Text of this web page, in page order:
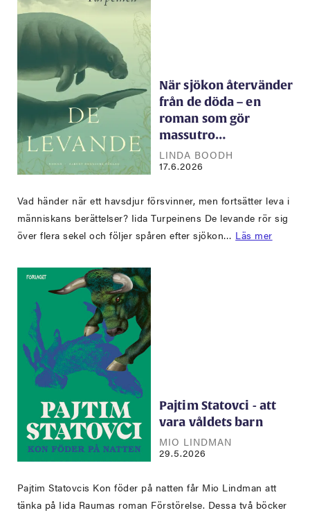
När sjökon återvänder
från de döda – en
roman som gör
massutro…
LINDA BOODH
17.6.2026
Vad händer när ett havsdjur försvinner, men fortsätter leva i
människans berättelser? Iida Turpeinens De levande rör sig
över flera sekel och följer spåren efter sjökon… Läs mer
Pajtim Statovci - att
vara våldets barn
MIO LINDMAN
29.5.2026
Pajtim Statovcis Kon föder på natten får Mio Lindman att
tänka på Iida Raumas roman Förstörelse. Dessa två böcker